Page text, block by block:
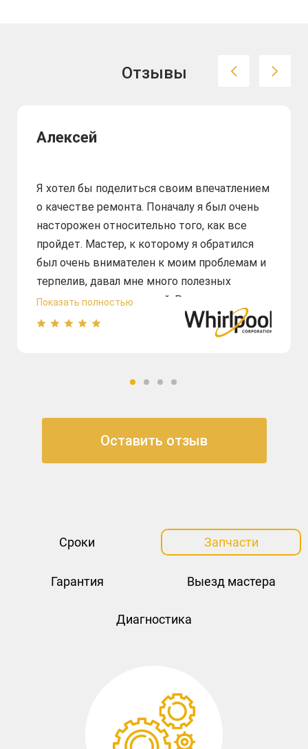
Отзывы
Алексей
Я хотел бы поделиться своим впечатлением
о качестве ремонта. Поначалу я был очень
насторожен относительно того, как все
пройдет. Мастер, к которому я обратился
был очень внимателен к моим проблемам и
терпелив, давал мне много полезных
советов и рекомендаций. Ремонт духового
шкафа был выполнен быстро. Я был
удивлен не только качеством ремонта, но и
Показать полностью
Оставить отзыв
Сроки Запчасти
Гарантия Выезд мастера
Диагностика